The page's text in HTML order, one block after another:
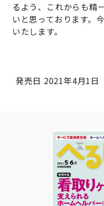
るよう、これからも精
いと思っております。
いたします。
発売日 2021年4月1